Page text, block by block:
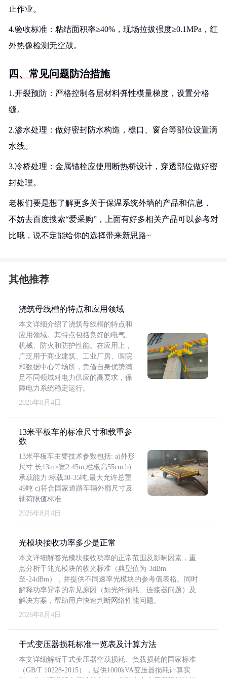
止作业。
4.验收标准：粘结面积率≥40%，现场拉拔强度≥0.1MPa，红
外热像检测无空鼓。
四、常见问题防治措施
1.开裂预防：严格控制各层材料弹性模量梯度，设置分格
缝。
2.渗水处理：做好密封防水构造，檐口、窗台等部位设置滴
水线。
3.冷桥处理：金属锚栓应使用断热桥设计，穿透部位做好密
封处理。
老板们要是想了解更多关于保温系统外墙的产品和信息，
不妨去百度搜索“爱采购”，上面有好多相关产品可以参考对
比哦，说不定能给你的选择带来新思路~
其他推荐
浇筑母线槽的特点和应用领域
本文详细介绍了浇筑母线槽的特点和
应用领域。其特点包括良好的电气、
机械、防火和防护性能。在应用上，
广泛用于商业建筑、工业厂房、医院
和数据中心等场所，凭借自身优势满
足不同领域对电力供应的高要求，保
障电力系统稳定运行。
2026年8月4日
13米平板车的标准尺寸和载重参
数
13米平板车主要技术参数包括: a)外形
尺寸:长13m×宽2.45m,栏板高55cm b)
承载能力:标载30-35吨,最大允许总重
49吨 c)符合国家道路车辆外廓尺寸及
轴荷限值标准
2026年8月4日
光模块接收功率多少是正常
本文详细解答光模块接收功率的正常范围及影响因素，重
点分析千兆光模块的收光标准（典型值为-3dBm
至-24dBm），并提供不同速率光模块的参考值表格。同时
解释功率异常的常见原因（如光纤损耗、连接器问题）及
解决方案，帮助用户快速判断网络性能问题。
2026年8月4日
干式变压器损耗标准一览表及计算方法
本文详细解析干式变压器空载损耗、负载损耗的国家标准
（GB/T 10228-2015），提供1000kVA变压器损耗计算实